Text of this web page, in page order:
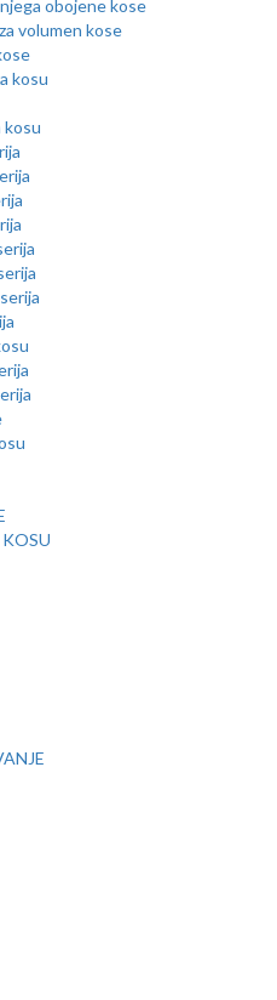
obojene kose
volumen kose
kosu
kosu